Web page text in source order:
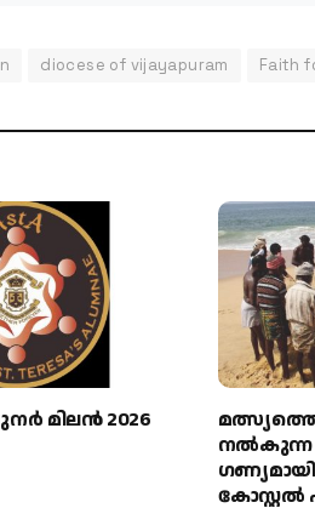
diocese of vijayapuram Faith
മിലൻ 2026
നല്‍കുന്ന